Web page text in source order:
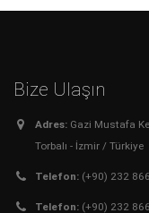
Bize Ulaşın
Adres: Gazi Mustafa
Torbalı - İzmir / Türkiye
Telefon: (+90) 232
Telefon: (+90) 232